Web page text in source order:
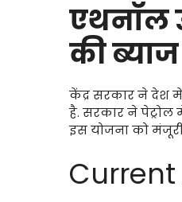
एथनॉल
की
केंद्र सरकार ने देश
है. सरकार ने
इस योजना को मंजूरी
Current